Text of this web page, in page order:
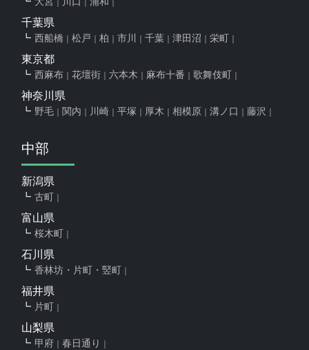
千葉県
西船橋 松戸 柏 市川 千葉 津田沼 栄町
東京都
西麻布 花壇街 六本木 麻布十番 歌舞伎町
神奈川県
野毛 関内 川崎 平塚 厚木 相模原 溝ノ口 藤沢
中部
新潟県
古町
富山県
桜木町
石川県
香林坊・片町・竪町
福井県
片町
山梨県
甲府 春日通り